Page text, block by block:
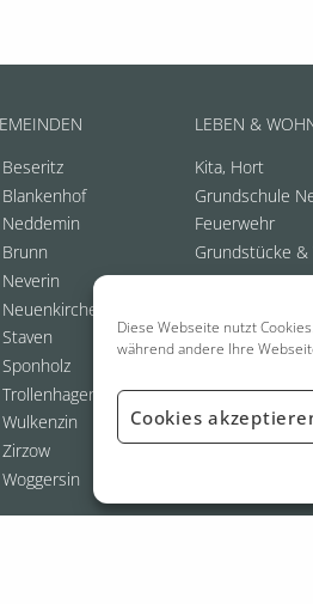
Diese Webseite nutzt
während andere Ihre
Cookies
LEBEN &
Kita, Hort
Grundschule
Feuerwehr
Grundstücke &